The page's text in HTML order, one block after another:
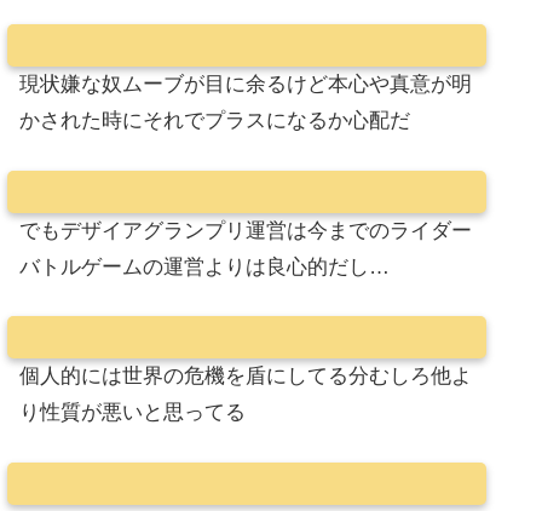
現状嫌な奴ムーブが目に余るけど本心や真意が明
かされた時にそれでプラスになるか心配だ
でもデザイアグランプリ運営は今までのライダー
バトルゲームの運営よりは良心的だし…
個人的には世界の危機を盾にしてる分むしろ他よ
り性質が悪いと思ってる